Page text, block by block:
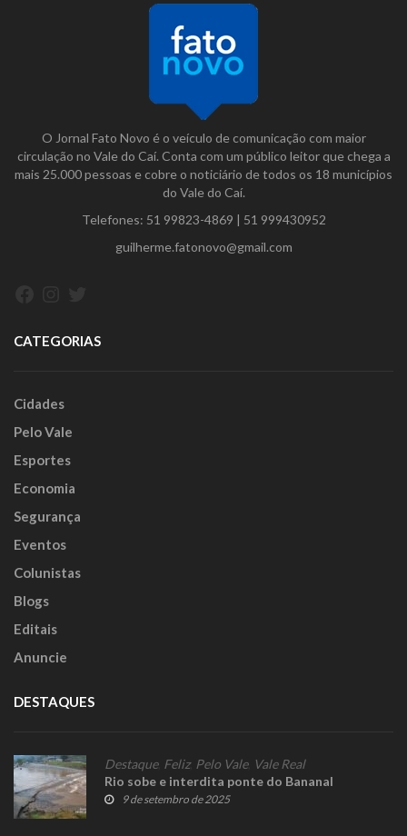
O Jornal Fato Novo é o veículo de comunicação com maior
circulação no Vale do Caí. Conta com um público leitor que chega a
mais 25.000 pessoas e cobre o noticiário de todos os 18 municípios
do Vale do Caí.
Telefones: 51 99823-4869 | 51 999430952
guilherme.fatonovo@gmail.com
CATEGORIAS
Cidades
Pelo Vale
Esportes
Economia
Segurança
Eventos
Colunistas
Blogs
Editais
Anuncie
DESTAQUES
Destaque, Feliz, Pelo Vale, Vale Real
Rio sobe e interdita ponte do Bananal
9 de setembro de 2025